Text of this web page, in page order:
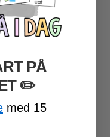
PÅ
​ ✏️
med 15